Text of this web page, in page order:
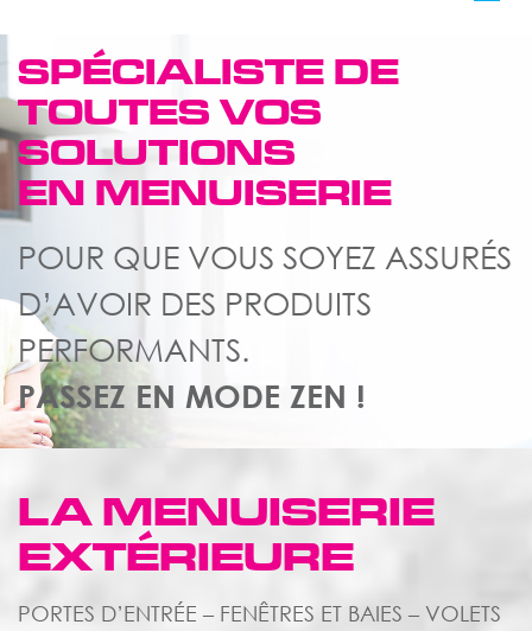
Menuiserie
Extérieure
SPÉCIALISTE DE
TOUTES VOS
SOLUTIONS
EN MENUISERIE
POUR QUE VOUS SOYEZ ASSURÉS
D’AVOIR DES PRODUITS
PERFORMANTS.
PASSEZ EN MODE ZEN !
LA MENUISERIE
EXTÉRIEURE
PORTES D’ENTRÉE – FENÊTRES ET BAIES – VOLETS